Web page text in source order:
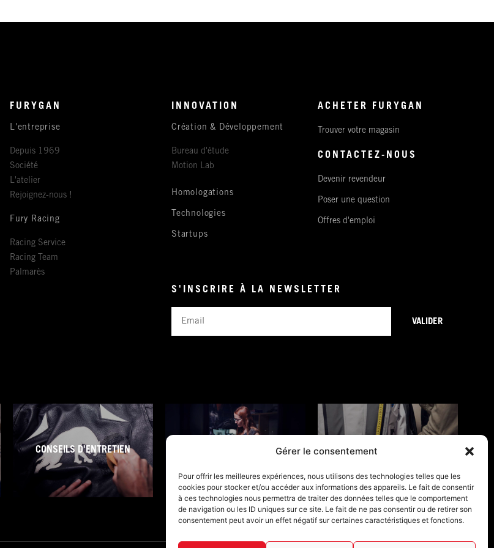
Gérer le consentement
Pour offrir les meilleures expériences, nous utilisons des technologies telles que les
cookies pour stocker et/ou accéder aux informations des appareils. Le fait de consentir
à ces technologies nous permettra de traiter des données telles que le comportement
de navigation ou les ID uniques sur ce site. Le fait de ne pas consentir ou de retirer son
consentement peut avoir un effet négatif sur certaines caractéristiques et fonctions.
FURYGAN
L'entreprise
Depuis 1969
Société
L'atelier
Rejoignez-nous !
Fury Racing
Racing Service
Racing Team
Palmarès
INNOVATION
Création & Développement
Bureau d'étude
Motion Lab
Homologations
Technologies
Startups
ACHETER FURYGAN
Trouver votre magasin
CONTACTEZ-NOUS
Devenir revendeur
Poser une question
Offres d'emploi
S'INSCRIRE À LA NEWSLETTER
VALIDER
CONSEILS D'ENTRETIEN CONDITIONS DE GARANTIE GUIDES TAILLES